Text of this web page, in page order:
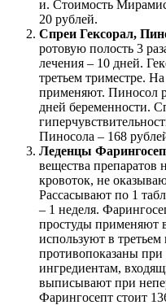
и. Стоимость
20 рублей.
Спреи Гексорал,
ротовую полость 3
лечения – 10 дней.
третьем триместре.
применяют. Пиносол
дней беременности.
Пиносола – 168
Леденцы
вещества препаратов
кровоток, не
Рассасывают по 1
– 1 неделя.
простуды применяют
используют в
противопоказаны при
ингредиентам,
выписывают при
Фарингосепт стоит